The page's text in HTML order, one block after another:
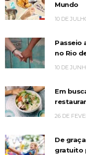
Mundo
10 DE
Passeio
no Rio
10 DE
Em
26 DE
De
gratuito